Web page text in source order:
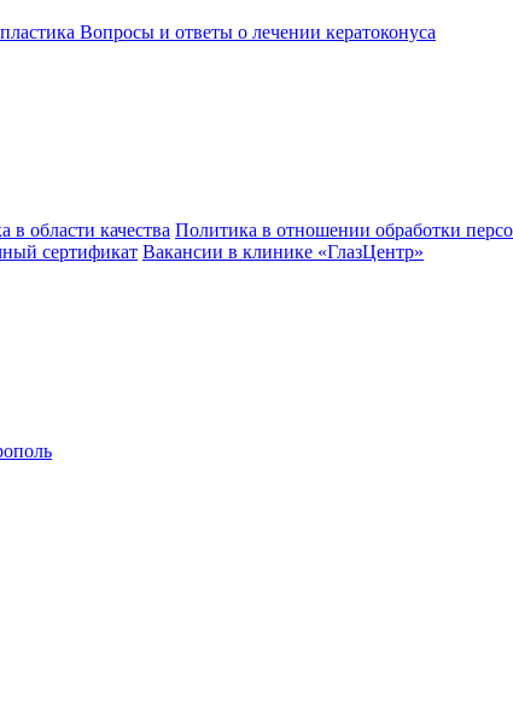
Вопросы и ответы о лечении кератоконуса
в области качества Политика в отношении обработки
сертификат Вакансии в клинике «ГлазЦентр»